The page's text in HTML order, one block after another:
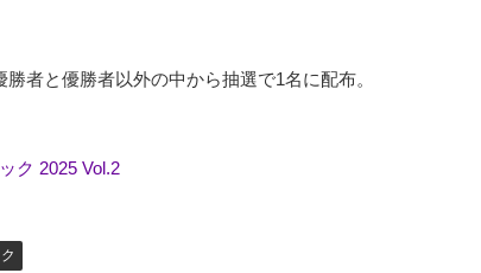
者と優勝者以外の中から抽選で1名に配布。
ク 2025 Vol.2